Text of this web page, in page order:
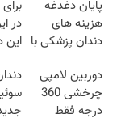
پایان دغدغه
هزینه های
دندان پزشکی با
کننده خانگی
این
دوربین لامپی
چرخشی 360
درجه فقط